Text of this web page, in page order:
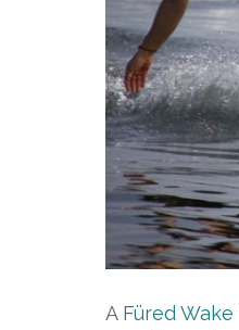
A Füred Wake